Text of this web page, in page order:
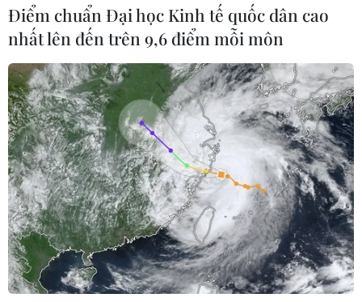
Điểm chuẩn Đại học Kinh tế quốc dân cao
nhất lên đến trên 9,6 điểm mỗi môn